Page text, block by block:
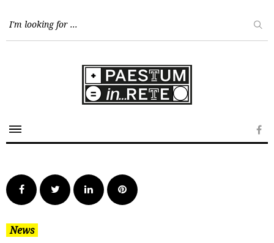
FacebookTwitter LinkedInPinterest
News